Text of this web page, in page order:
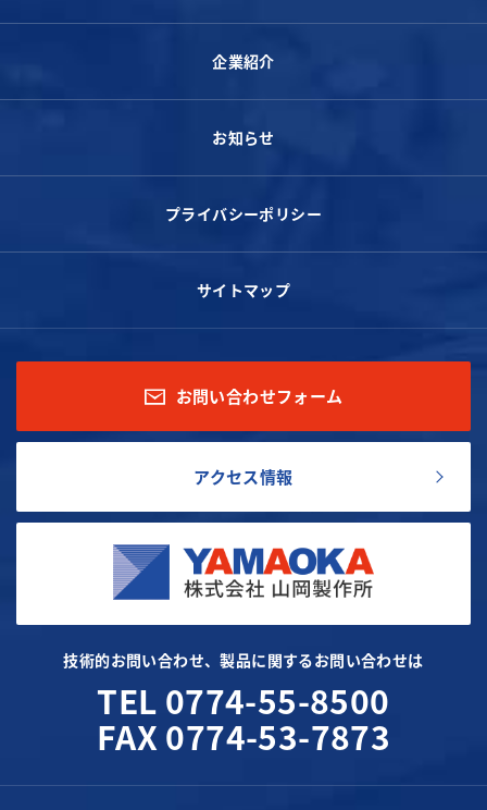
企業紹介
お知らせ
プライバシーポリシー
サイトマップ
技術的お問い合わせ、製品に関するお問い合わせは
TEL 0774-55-8500
FAX 0774-53-7873
お問い合わせフォーム
アクセス情報